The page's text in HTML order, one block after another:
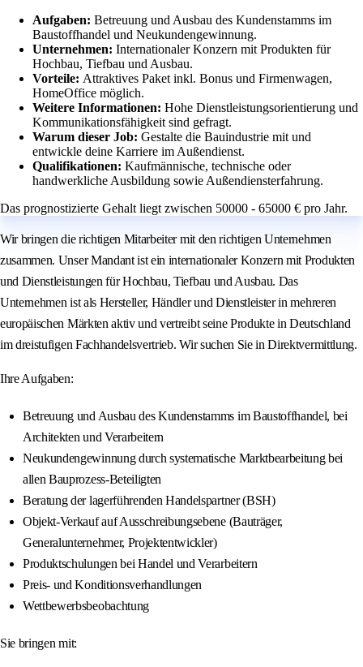
Aufgaben: Betreuung und Ausbau des Kundenstamms im
Baustoffhandel und Neukundengewinnung.
Unternehmen: Internationaler Konzern mit Produkten für
Hochbau, Tiefbau und Ausbau.
Vorteile: Attraktives Paket inkl. Bonus und Firmenwagen,
HomeOffice möglich.
Weitere Informationen: Hohe Dienstleistungsorientierung und
Kommunikationsfähigkeit sind gefragt.
Warum dieser Job: Gestalte die Bauindustrie mit und
entwickle deine Karriere im Außendienst.
Qualifikationen: Kaufmännische, technische oder
handwerkliche Ausbildung sowie Außendiensterfahrung.
Das prognostizierte Gehalt liegt zwischen 50000 - 65000 € pro Jahr.
Wir bringen die richtigen Mitarbeiter mit den richtigen Unternehmen
zusammen. Unser Mandant ist ein internationaler Konzern mit Produkten
und Dienstleistungen für Hochbau, Tiefbau und Ausbau. Das
Unternehmen ist als Hersteller, Händler und Dienstleister in mehreren
europäischen Märkten aktiv und vertreibt seine Produkte in Deutschland
im dreistufigen Fachhandelsvertrieb. Wir suchen Sie in Direktvermittlung.
Ihre Aufgaben:
Betreuung und Ausbau des Kundenstamms im Baustoffhandel, bei
Architekten und Verarbeitern
Neukundengewinnung durch systematische Marktbearbeitung bei
allen Bauprozess-Beteiligten
Beratung der lagerführenden Handelspartner (BSH)
Objekt-Verkauf auf Ausschreibungsebene (Bauträger,
Generalunternehmer, Projektentwickler)
Produktschulungen bei Handel und Verarbeitern
Preis- und Konditionsverhandlungen
Wettbewerbsbeobachtung
Sie bringen mit: